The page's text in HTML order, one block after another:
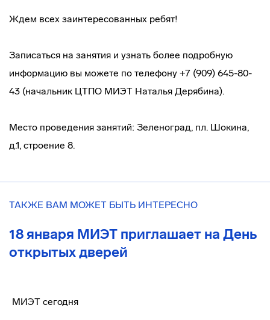
Ждем всех заинтересованных ребят!
Записаться на занятия и узнать более подробную
информацию вы можете по телефону +7 (909) 645-80-
43 (начальник ЦТПО МИЭТ Наталья Дерябина).
Место проведения занятий: Зеленоград, пл. Шокина,
д.1, строение 8.
ТАКЖЕ ВАМ МОЖЕТ БЫТЬ ИНТЕРЕСНО
18 января МИЭТ приглашает на День
открытых дверей
МИЭТ сегодня